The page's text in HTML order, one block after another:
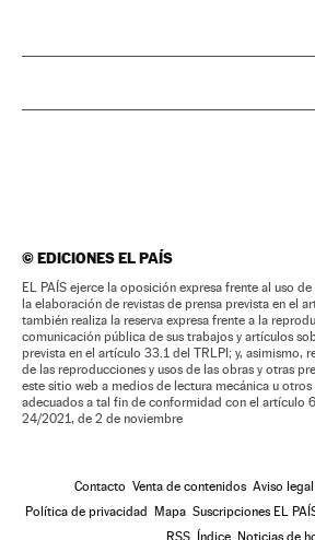
©EDICIONES EL PAÍS
EL PAÍS ejerce la oposición expresa frente al uso
la elaboración de revistas de prensa prevista en el
también realiza la reserva expresa frente a la
comunicación pública de sus trabajos y artículos
prevista en el artículo 33.1 del TRLPI; y, asimismo,
de las reproducciones y usos de las obras y otras
este sitio web a medios de lectura mecánica u
adecuados a tal fin de conformidad con el artículo
24/2021, de 2 de noviembre
Contacto Venta de contenidos Aviso legal
Política de privacidad Mapa Suscripciones EL
RSS Índice Noticias de